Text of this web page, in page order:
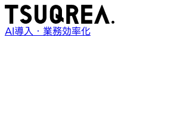
AI導入・業務効率化